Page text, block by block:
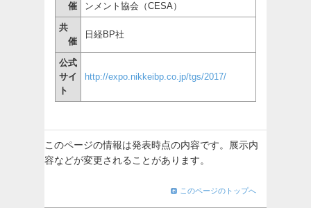
催
ンメント協会（CESA）
共
催
日経BP社
公式
サイ
ト
http://expo.nikkeibp.co.jp/tgs/2017/
このページの情報は発表時点の内容です。展示内
容などが変更されることがあります。
このページのトップへ